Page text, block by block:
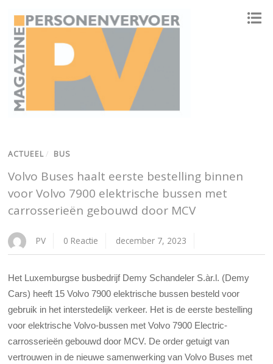
ACTUEEL / BUS
Volvo Buses haalt eerste bestelling binnen
voor Volvo 7900 elektrische bussen met
carrosserieën gebouwd door MCV
PV 0 Reactie december 7, 2023
Het Luxemburgse busbedrijf Demy Schandeler S.àr.l. (Demy
Cars) heeft 15 Volvo 7900 elektrische bussen besteld voor
gebruik in het interstedelijk verkeer. Het is de eerste bestelling
voor elektrische Volvo-bussen met Volvo 7900 Electric-
carrosserieën gebouwd door MCV. De order getuigt van
vertrouwen in de nieuwe samenwerking van Volvo Buses met